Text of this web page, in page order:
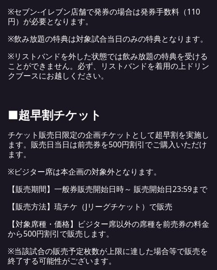
※セブン-イレブン店舗で発券の場合は発券手数料（110
円）が必要となります。
※飲み放題の特典は対象試合当日のみの特典となります。
※リストバンドを外した状態では飲み放題の特典を受ける
ことができません。必ず、リストバンドを着用の上ドリン
クブースにお越しください。
■超早割チケット
チケット販売日限定の企画チケットとして超早割を実施し
ます。販売日当日は前売券を500円割引でご購入いただけ
ます。
※ビジター席は本企画の対象外となります。
【販売期間】一般券販売開始日時～ 販売開始日23:59まで
【販売方法】琉チケ（Jリーグチケット）で販売
【対象席種・価格】ビジター席以外の席種を前売券の料金
から500円割引で販売します。
※当該試合の販売予定枚数が上限に達した場合等で販売を
終了する可能性がございます。